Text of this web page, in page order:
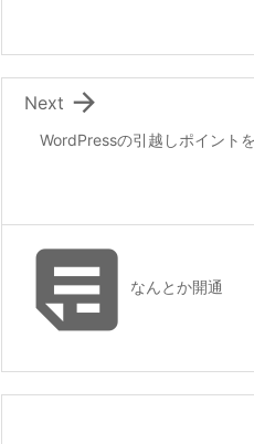
WordPressの引越しポイント

Next
なんとか開通